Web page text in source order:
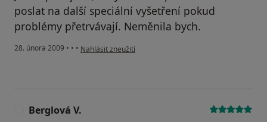
poslat na další speciální vyšetření pokud
problémy přetrvávají. Neměnila bych.
28. února 2009 • • • podle názoru uživatele Věra Hallová
Nahlásit zneužití
Berglová V.